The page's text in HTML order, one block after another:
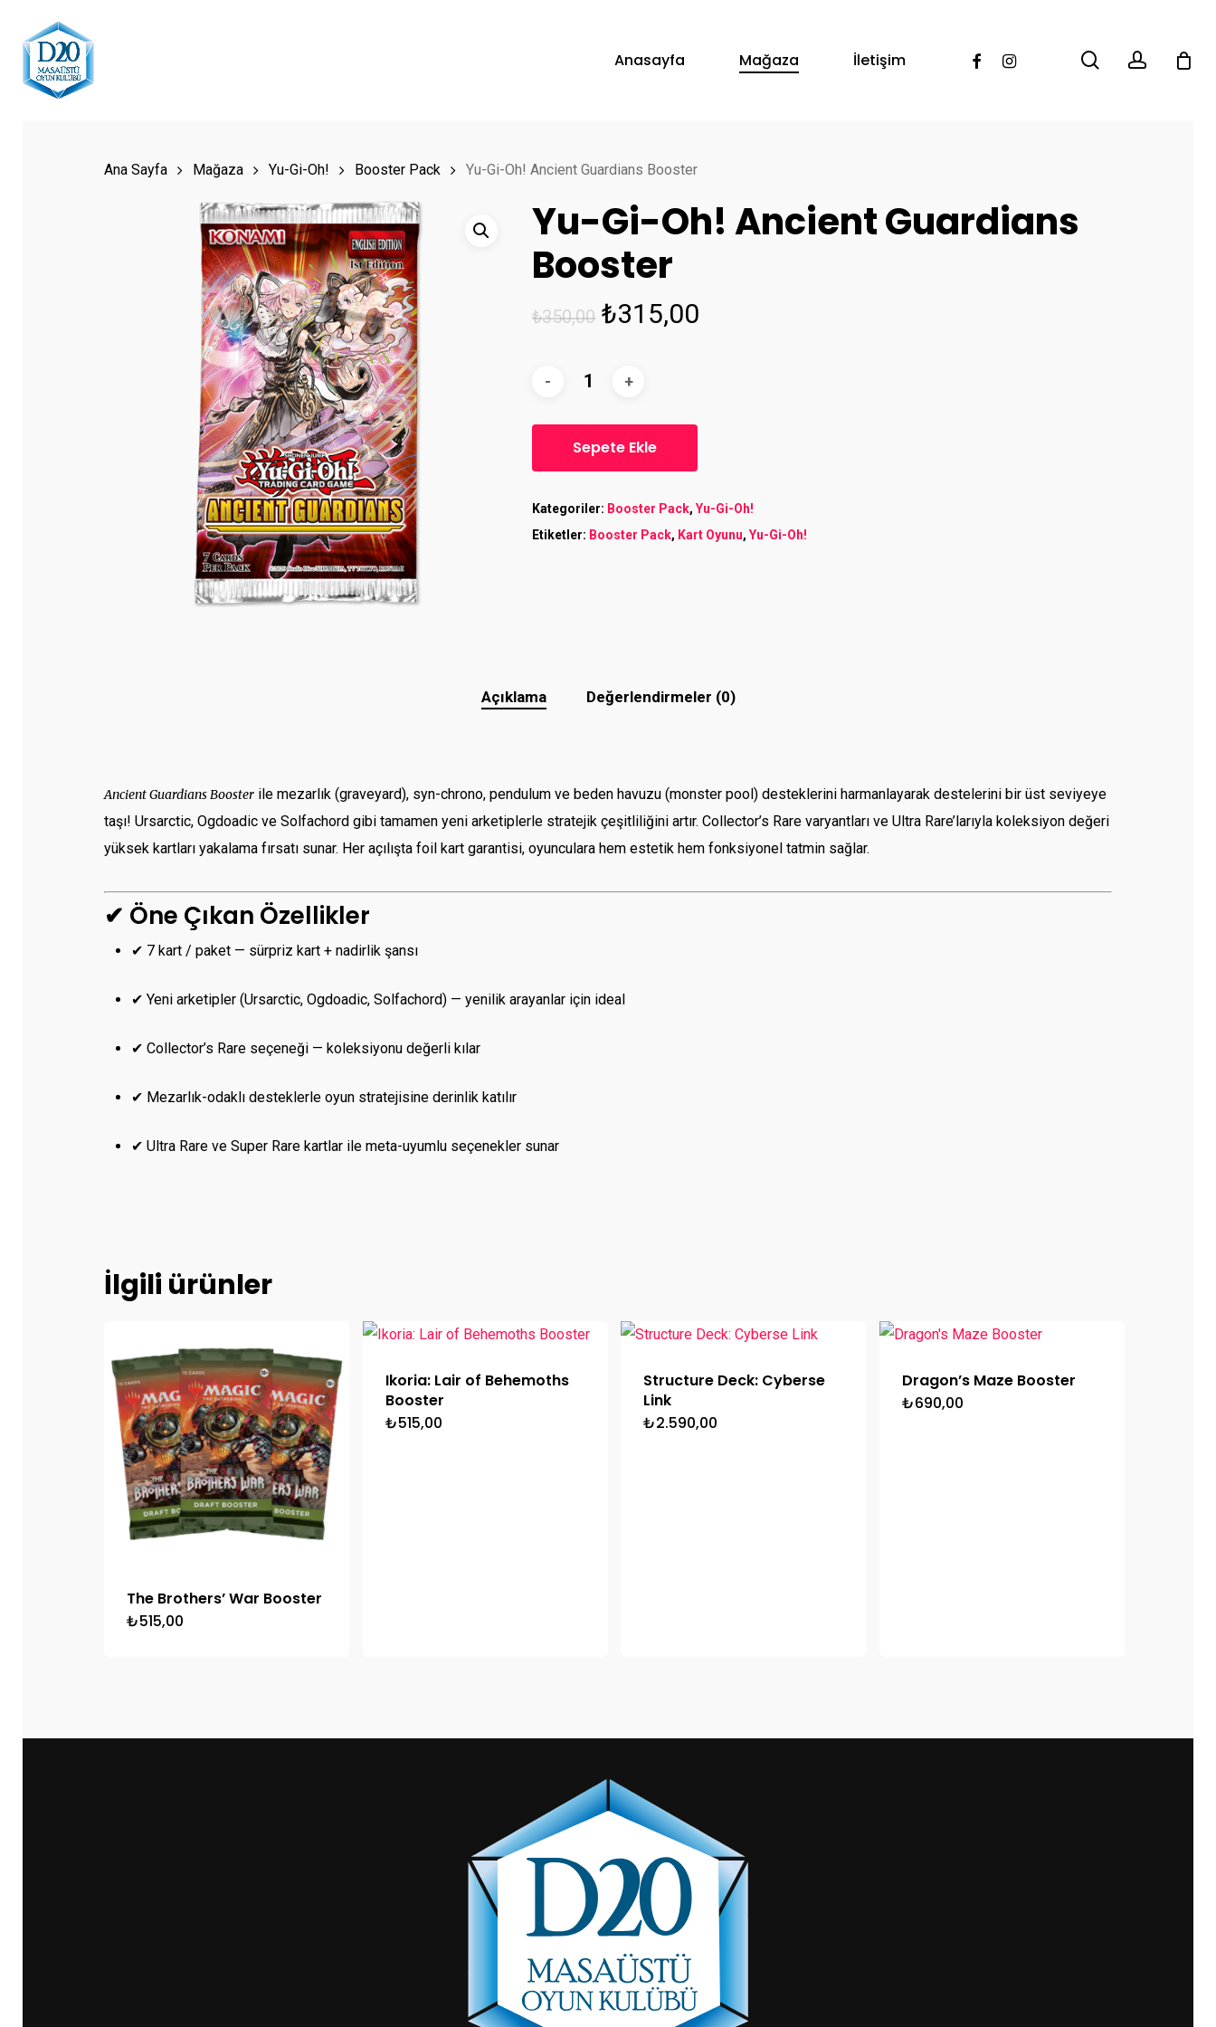
content
Anasayfa Mağaza İletişim FacebookInstagram searchaccount
Ana Sayfa Mağaza Yu-Gi-Oh! Booster Pack Yu-Gi-Oh! Ancient Guardians Booster
Yu-Gi-Oh! Ancient Guardians
Booster
₺350,00 Orijinal
₺315,00
Sepete Ekle
Kategoriler: Booster Pack,Yu-Gi-Oh!
Etiketler: Booster Pack, Kart Oyunu,Yu-Gi-Oh!
Açıklama Değerlendirmeler (0)
Ancient Guardians Booster ile mezarlık (graveyard), syn-chrono, pendulum ve beden havuzu (monster pool) desteklerini harmanlayarak destelerini bir üst seviyeye
taşı! Ursarctic, Ogdoadic ve Solfachord gibi tamamen yeni arketiplerle stratejik çeşitliliğini artır. Collector’s Rare varyantları ve Ultra Rare’larıyla koleksiyon değeri
yüksek kartları yakalama fırsatı sunar. Her açılışta foil kart garantisi, oyunculara hem estetik hem fonksiyonel tatmin sağlar.
✔ Öne Çıkan Özellikler
✔ 7 kart / paket — sürpriz kart + nadirlik şansı
✔ Yeni arketipler (Ursarctic, Ogdoadic, Solfachord) — yenilik arayanlar için ideal
✔ Collector’s Rare seçeneği — koleksiyonu değerli kılar
✔ Mezarlık-odaklı desteklerle oyun stratejisine derinlik katılır
✔ Ultra Rare ve Super Rare kartlar ile meta-uyumlu seçenekler sunar
İlgili ürünler
The Brothers’ War Booster
₺515,00
Ikoria: Lair of Behemoths
Booster
₺515,00
Structure Deck: Cyberse
Link
₺2.590,00
Dragon’s Maze Booster
₺690,00